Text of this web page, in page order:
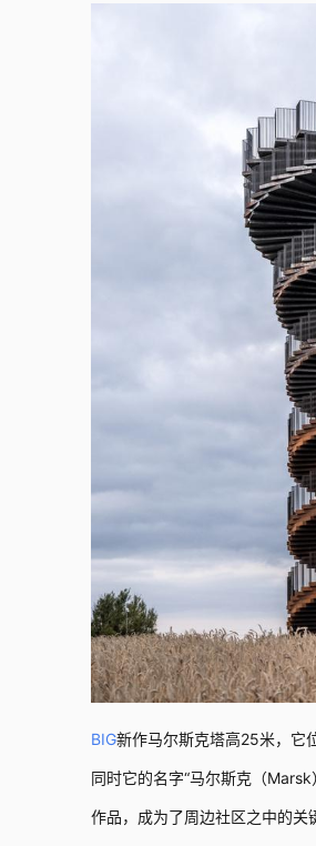
BIG新作马尔斯克塔高25米，它
同时它的名字“马尔斯克（
作品，成为了周边社区之中的关